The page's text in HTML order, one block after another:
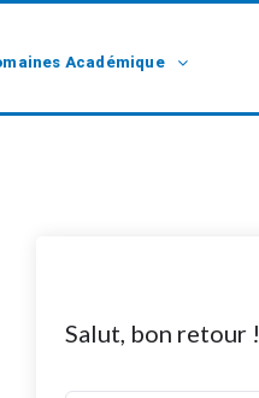
Académique
Salut, bon retour !